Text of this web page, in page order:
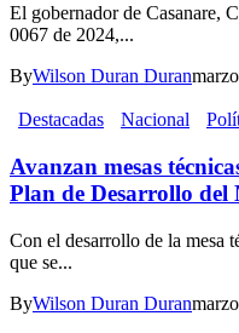
El gobernador de Casanare,
0067 de 2024,...
ByWilson Duran Duran
Destacadas Nacional
Avanzan mesas
Plan de Desarrollo del
Con el desarrollo de la mesa
que se...
ByWilson Duran Duran